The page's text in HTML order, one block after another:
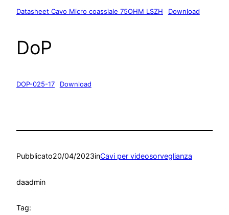
Datasheet Cavo Micro coassiale 75OHM LSZH Download
DoP
DOP-025-17 Download
Pubblicato20/04/2023inCavi per videosorveglianza
daadmin
Tag: